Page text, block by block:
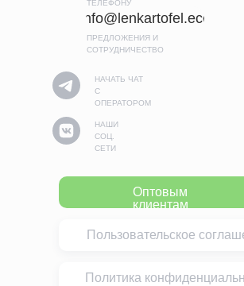
НАЧАТЬ ЧАТ
С
ОПЕРАТОРОМ
НАШИ
СОЦ.
СЕТИ
info@lenkartofel.eco
ПРЕДЛОЖЕНИЯ И
СОТРУДНИЧЕСТВО
ТЕЛЕФОНУ
Пользовательское
Политика
Оптовым
клиентам